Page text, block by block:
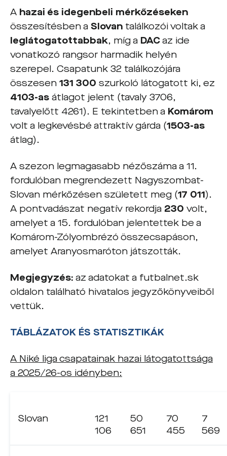
A hazai és idegenbeli mérkőzéseken
összesítésben a Slovan találkozói voltak a
leglátogatottabbak, míg a DACaz ide
vonatkozó rangsor harmadik helyén
szerepel. Csapatunk 32 találkozójára
összesen 131 300 szurkoló látogatott ki, ez
4103-as átlagot jelent (tavaly 3706,
tavalyelőtt 4261). E tekintetben a Komárom
volt a legkevésbé attraktív gárda (1503-as
átlag).
A szezon legmagasabb nézőszáma a 11.
fordulóban megrendezett Nagyszombat-
Slovan mérkőzésen született meg (17 011).
A pontvadászat negatív rekordja 230 volt,
amelyet a 15. fordulóban jelentettek be a
Komárom-Zólyombrézó összecsapáson,
amelyet Aranyosmaróton játszották.
Megjegyzés: az adatokat a futbalnet.sk
oldalon található hivatalos jegyzőkönyveiből
vettük.
TÁBLÁZATOK ÉS STATISZTIKÁK
A Niké liga csapatainak hazai látogatottsága
a 2025/26-os idényben:
Slovan
121
106
50
651
70
455
7
569